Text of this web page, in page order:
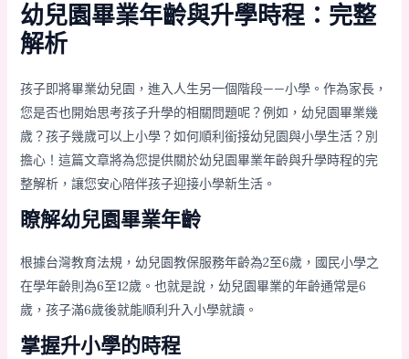
幼兒園畢業年齡與升學時程：完整
解析
孩子即將畢業幼兒園，進入人生另一個階段——小學。作為家長，
您是否也開始思考孩子升學的相關問題呢？例如，幼兒園畢業幾
歲？孩子幾歲可以上小學？如何順利銜接幼兒園與小學生活？別
擔心！這篇文章將為您提供關於幼兒園畢業年齡與升學時程的完
整解析，讓您安心陪伴孩子迎接小學新生活。
瞭解幼兒園畢業年齡
根據台灣教育法規，幼兒園教保服務年齡為2至6歲，國民小學之
在學年齡則為6至12歲。也就是說，幼兒園畢業的年齡通常是6
歲，孩子滿6歲後就能順利升入小學就讀。
掌握升小學的時程